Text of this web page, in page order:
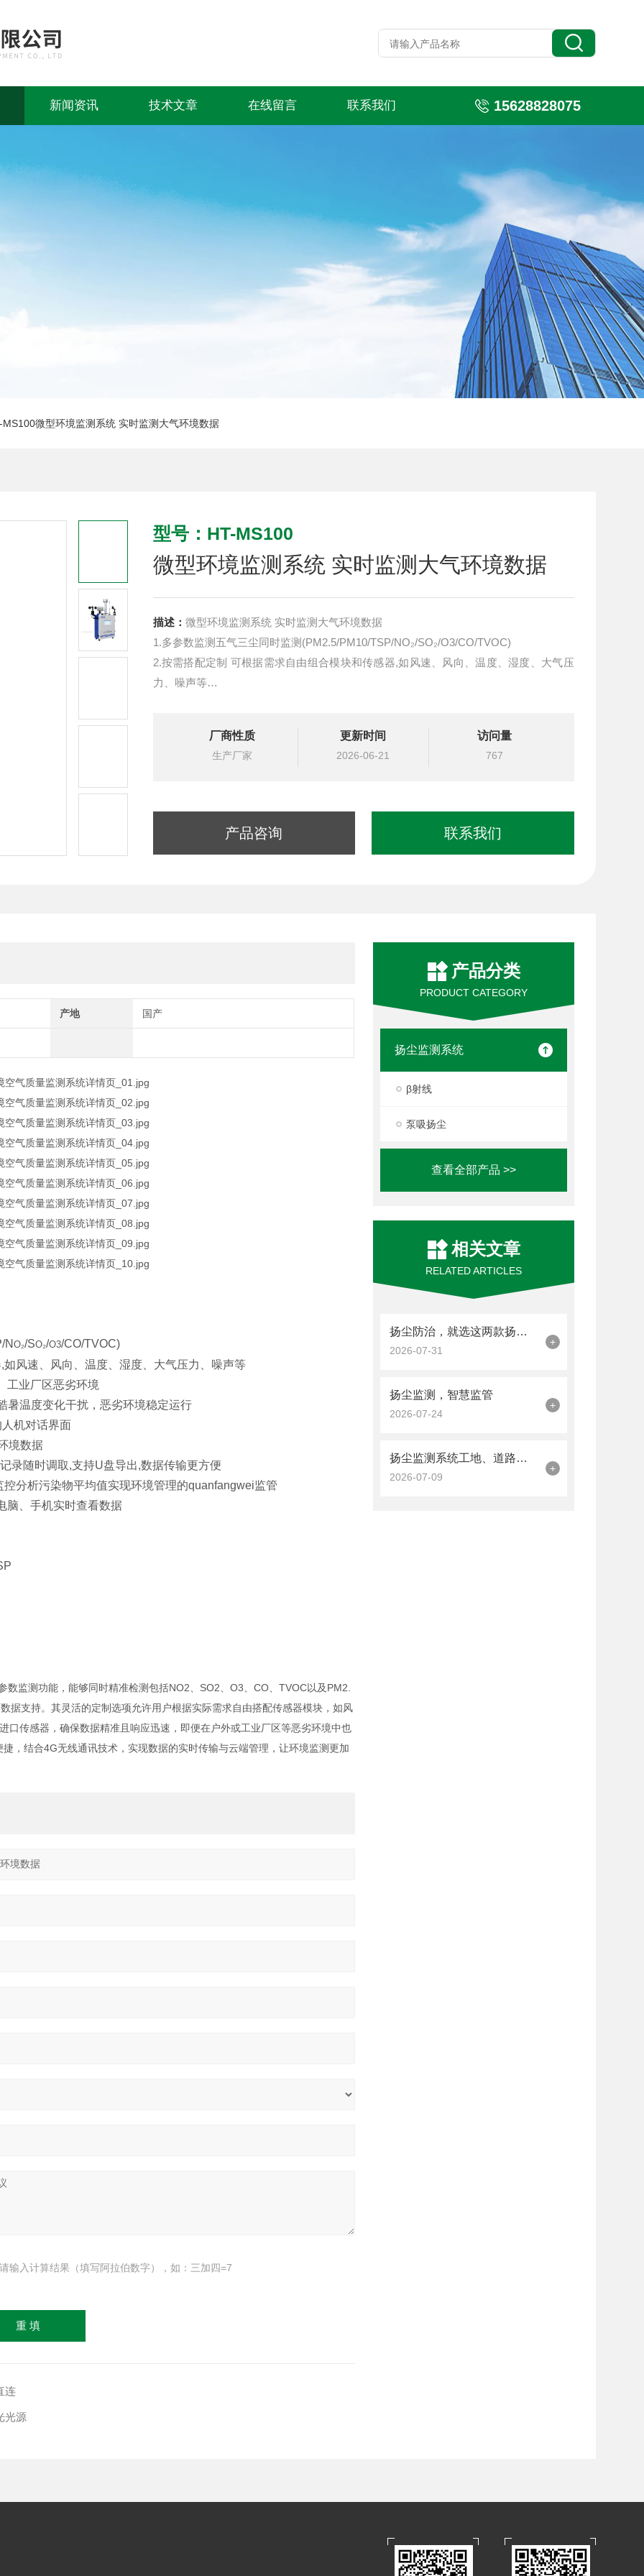
新闻资讯 技术文章 在线留言 联系我们 15628828075
微型环境监测系统 实时监测大气环境数据
型号：HT-MS100
微型环境监测系统 实时监测大气环境数据
描述： 微型环境监测系统 实时监测大气环境数据
1.多参数监测五气三尘同时监测(PM2.5/PM10/TSP/NO₂/SO₂/O3/CO/TVOC)
2.按需搭配定制 可根据需求自由组合模块和传感器,如风速、风向、温度、湿度、大气压
力、噪声等
厂商性质
生产厂家
更新时间
2026-06-21
访问量
767
产品咨询 联系我们
产品分类
PRODUCT CATEGORY
扬尘监测系统
β射线
泵吸扬尘
查看全部产品 >>
相关文章
RELATED ARTICLES
扬尘防治，就选这两款扬尘监测装置
2026-07-31
+
扬尘监测，智慧监管
2026-07-24
+
扬尘监测系统工地、道路的刚需设备
2026-07-09
+
产地 国产
NO₂/SO₂/O3/CO/TVOC)
风速、风向、温度、湿度、大气压力、噪声等
工业厂区恶劣环境
暑温度变化干扰，恶劣环境稳定运行
机对话界面
境数据
录随时调取,支持U盘导出,数据传输更方便
分析污染物平均值实现环境管理的quanfangwei监管
脑、手机实时查看数据
监测功能，能够同时精准检测包括NO2、SO2、O3、CO、TVOC以及PM2.
据支持。其灵活的定制选项允许用户根据实际需求自由搭配传感器模块，如风
口传感器，确保数据精准且响应迅速，即便在户外或工业厂区等恶劣环境中也
，结合4G无线通讯技术，实现数据的实时传输与云端管理，让环境监测更加
请输入计算结果（填写阿拉伯数字），如：三加四=7
连
光源